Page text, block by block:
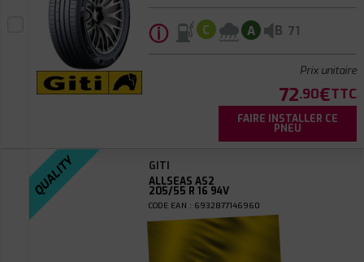
ⓘ C A B 71
Prix unitaire
72.90€TTC
FAIRE INSTALLER CE
PNEU
QUALITY
GITI
ALLSEAS AS2
205/55 R 16 94V
CODE EAN : 6932877146960